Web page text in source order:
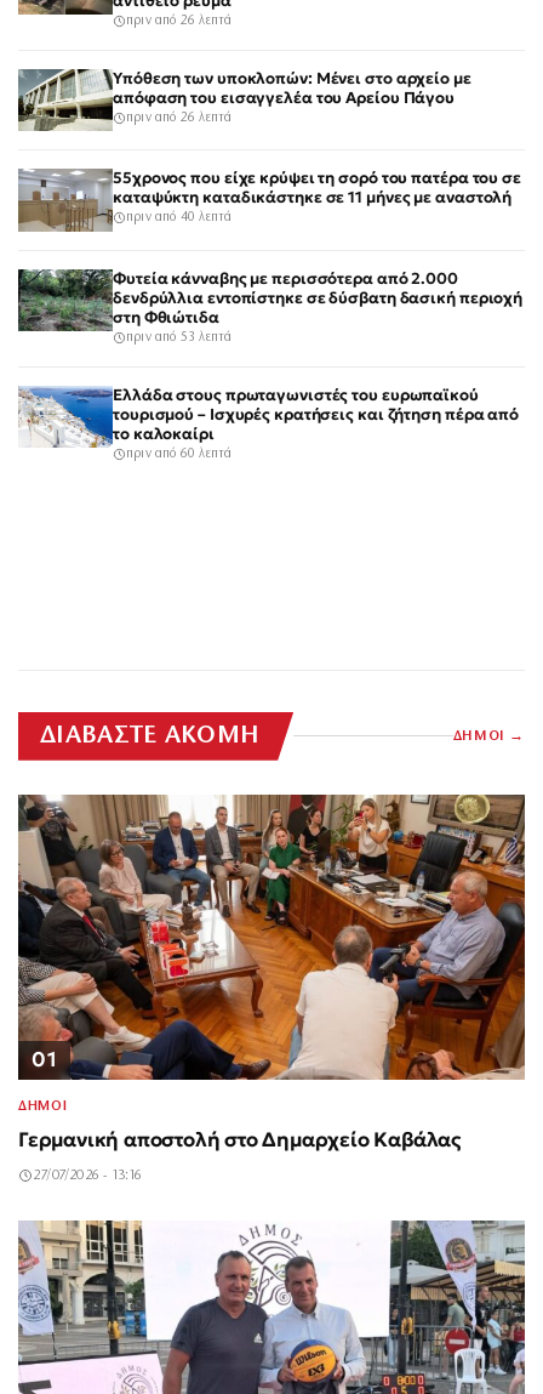
πριν από 26 λεπτά
Υπόθεση των υποκλοπών: Μένει στο αρχείο με
απόφαση του εισαγγελέα του Αρείου Πάγου
πριν από 26 λεπτά
55χρονος που είχε κρύψει τη σορό του πατέρα του σε
καταψύκτη καταδικάστηκε σε 11 μήνες με αναστολή
πριν από 40 λεπτά
Φυτεία κάνναβης με περισσότερα από 2.000
δενδρύλλια εντοπίστηκε σε δύσβατη δασική περιοχή
στη Φθιώτιδα
πριν από 53 λεπτά
Ελλάδα στους πρωταγωνιστές του ευρωπαϊκού
τουρισμού – Ισχυρές κρατήσεις και ζήτηση πέρα από
το καλοκαίρι
πριν από 60 λεπτά
ΔΙΑΒΑΣΤΕ ΑΚΟΜΗ ΔΗΜΟΙ
01
ΔΗΜΟΙ
Γερμανική αποστολή στο Δημαρχείο Καβάλας
27/07/2026 - 13:16